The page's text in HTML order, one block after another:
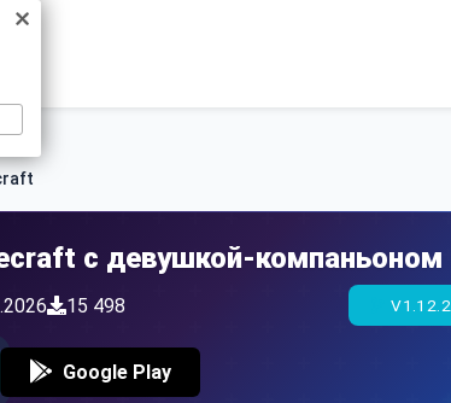
с девушкой-компаньоном
15 498 V1.12.2
Google Play